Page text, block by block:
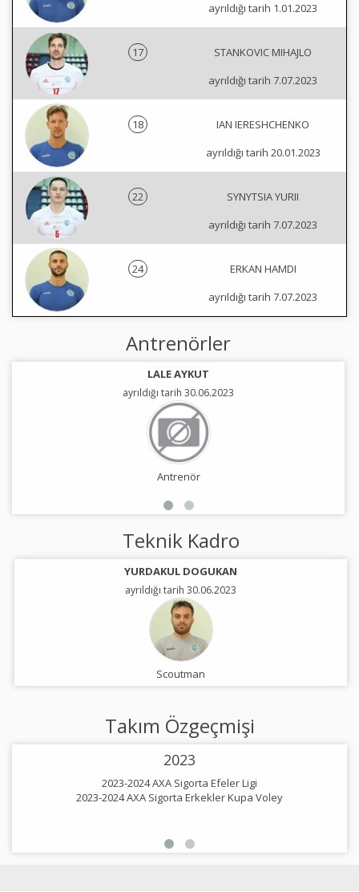
ayrıldığı tarih 1.01.2023
17
STANKOVIC MIHAJLO
ayrıldığı tarih 7.07.2023
18
IAN IERESHCHENKO
ayrıldığı tarih 20.01.2023
22
SYNYTSIA YURII
ayrıldığı tarih 7.07.2023
24
ERKAN HAMDI
ayrıldığı tarih 7.07.2023
Antrenörler
LALE AYKUT
ayrıldığı tarih 30.06.2023
Antrenör
Teknik Kadro
YURDAKUL DOGUKAN
ayrıldığı tarih 30.06.2023
Scoutman
Takım Özgeçmişi
2023
2023-2024 AXA Sigorta Efeler Ligi
2023-2024 AXA Sigorta Erkekler Kupa Voley